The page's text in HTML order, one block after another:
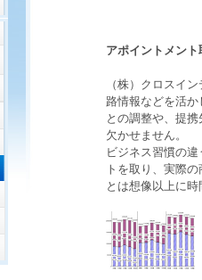
アポイントメント
（株）クロスイ
路情報などを活
との調整や、提
欠かせません。
ビジネス習慣の違
トを取り、実際
とは想像以上に